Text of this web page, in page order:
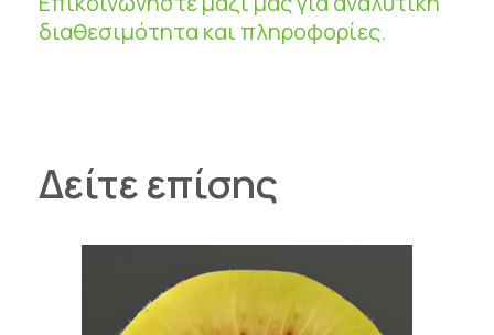
διαθεσιμότητα και πληροφορίες.
Δείτε επίσης